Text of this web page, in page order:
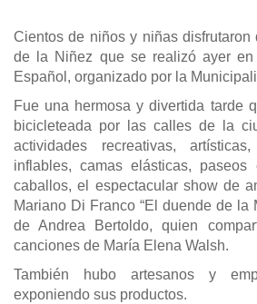
Cientos de niños y niñas
de la Niñez que se realizó ayer
Español, organizado por la
Fue una hermosa y divertida tarde
bicicleteada por las calles de la
actividades recreativas,
inflables, camas elásticas,
caballos, el espectacular show de
Mariano Di Franco “El duende de la
de Andrea Bertoldo, quien
canciones de María Elena Walsh.
También hubo artesanos y
exponiendo sus productos.